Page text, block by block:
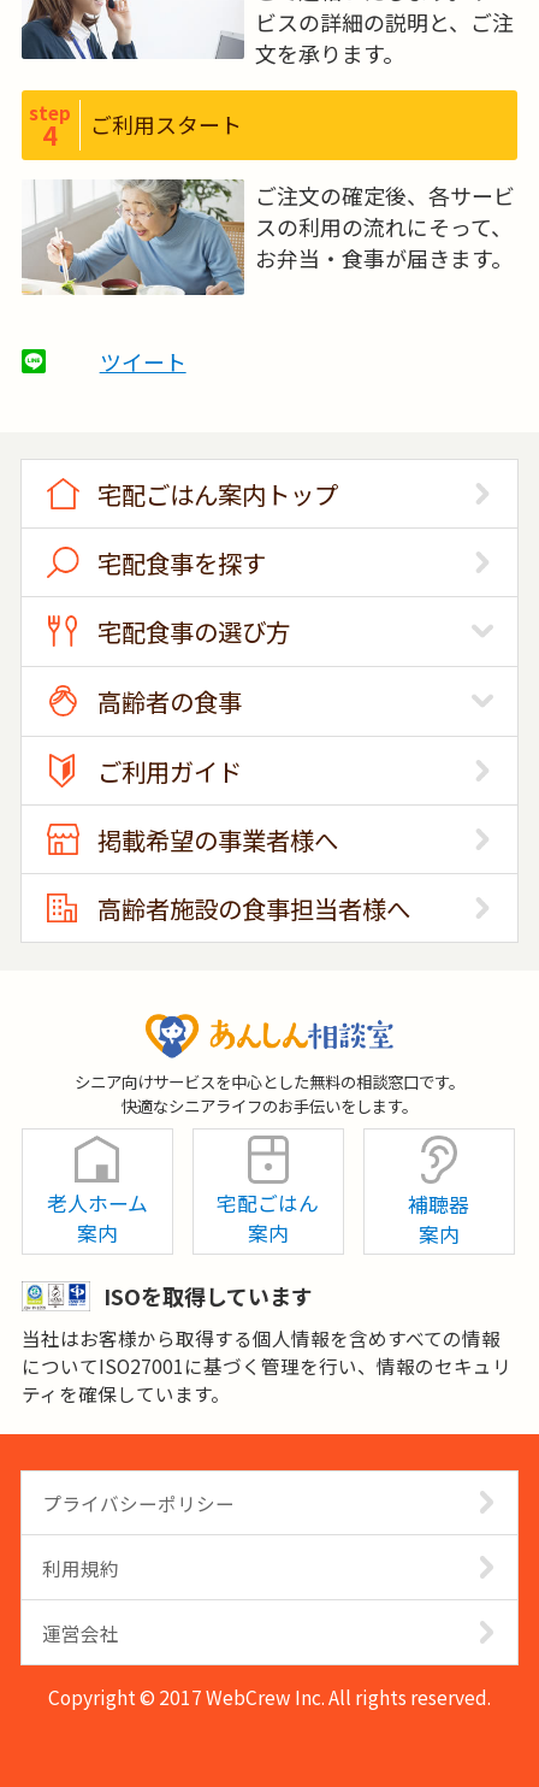
ビスの詳細の説明と、ご注
文を承ります。
step
4 ご利用スタート
ご注文の確定後、各サービ
スの利用の流れにそって、
お弁当・食事が届きます。
ツイート
宅配ごはん案内トップ
宅配食事を探す
宅配食事の選び方
高齢者の食事
ご利用ガイド
掲載希望の事業者様へ
高齢者施設の食事担当者様へ
シニア向けサービスを中心とした無料の相談窓口です。
快適なシニアライフのお手伝いをします。
老人ホーム
案内
宅配ごはん
案内
補聴器
案内
ISOを取得しています
当社はお客様から取得する個人情報を含めすべての情報
についてISO27001に基づく管理を行い、情報のセキュリ
ティを確保しています。
プライバシーポリシー
利用規約
運営会社
Copyright © 2017 WebCrew Inc. All rights reserved.